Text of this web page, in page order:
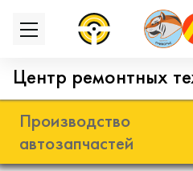
Центр ремонтных
Производство
автозапчастей